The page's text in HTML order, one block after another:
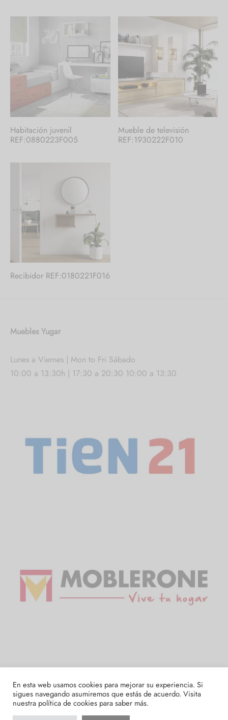
Habitación juvenil
REF:0880223F005
Mueble de televisión
REF:1930222F010
Recibidor REF:0180221F016
Muebles Yugar
Lunes a Viernes | Mon to Fri Sábado
10:00 a 13:30h | 17:30 a 20:30 10:00 a 13:30
En esta web usamos cookies para mejorar su experiencia. Si
sigues navegando asumiremos que estás de acuerdo. Visita
nuestra política de cookies para saber más.
¿Necesitas ayuda?